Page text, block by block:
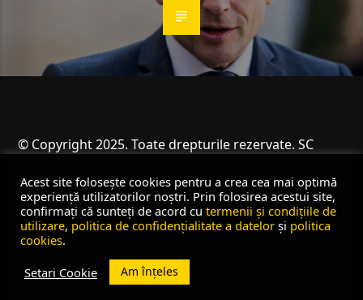
© Copyright 2025. Toate drepturile rezervate. SC
Acest site folosește cookies pentru a crea cea mai optimă
experiență utilizatorilor noștri. Prin folosirea acestui site,
confirmați că sunteți de acord cu termenii și condițiile de
utilizare, politica de confidențialitate a datelor și politica
cookies.
Setari Cookie
Am înțeles